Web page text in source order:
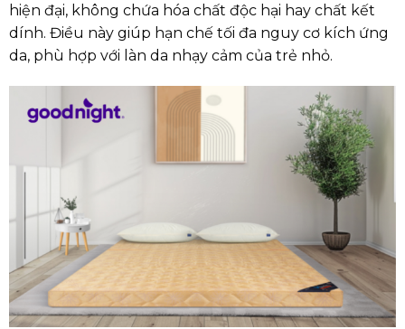
hiện đại, không chứa hóa chất độc hại hay chất kết
dính. Điều này giúp hạn chế tối đa nguy cơ kích ứng
da, phù hợp với làn da nhạy cảm của trẻ nhỏ.